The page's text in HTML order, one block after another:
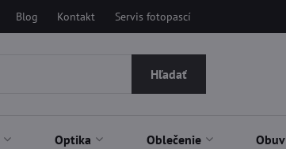
Blog Kontakt Servis fotopascí
Hľadať
Optika Oblečenie Obuv